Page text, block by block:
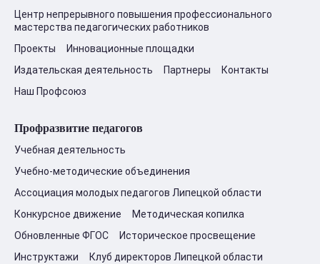
Центр непрерывного повышения профессионального
мастерства педагогических работников
Проекты
Инновационные площадки
Издательская деятельность
Партнеры
Контакты
Наш Профсоюз
Профразвитие педагогов
Учебная деятельность
Учебно-методические объединения
Ассоциация молодых педагогов Липецкой области
Конкурсное движение
Методическая копилка
Обновленные ФГОС
Историческое просвещение
Инструктажи
Клуб директоров Липецкой области